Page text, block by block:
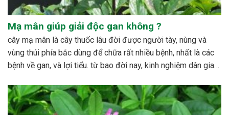
Mạ mân giúp giải độc gan không ?
cây mạ mân là cây thuốc lâu đời được người tày, nùng và
vùng thúi phía bắc dùng để chữa rất nhiều bệnh, nhất là các
bệnh về gan, và lợi tiểu. từ bao đời nay, kinh nghiệm dân gian